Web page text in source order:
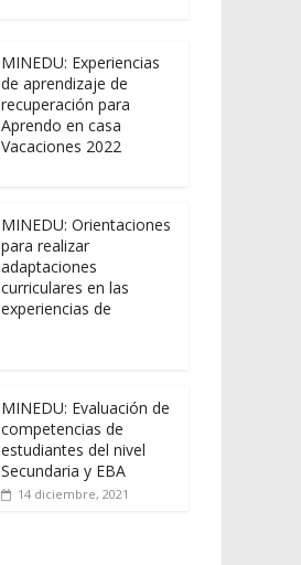
MINEDU: Experiencias
de aprendizaje de
recuperación para
Aprendo en casa
Vacaciones 2022
MINEDU: Orientaciones
para realizar
adaptaciones
curriculares en las
experiencias de
MINEDU: Evaluación de
competencias de
estudiantes del nivel
Secundaria y EBA
14 diciembre, 2021